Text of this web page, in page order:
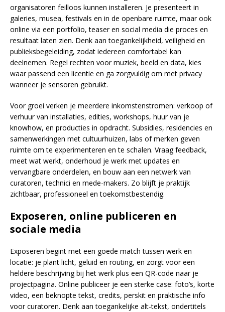
organisatoren feilloos kunnen installeren. Je presenteert in
galeries, musea, festivals en in de openbare ruimte, maar ook
online via een portfolio, teaser en social media die proces en
resultaat laten zien. Denk aan toegankelijkheid, veiligheid en
publieksbegeleiding, zodat iedereen comfortabel kan
deelnemen. Regel rechten voor muziek, beeld en data, kies
waar passend een licentie en ga zorgvuldig om met privacy
wanneer je sensoren gebruikt.
Voor groei verken je meerdere inkomstenstromen: verkoop of
verhuur van installaties, edities, workshops, huur van je
knowhow, en producties in opdracht. Subsidies, residencies en
samenwerkingen met cultuurhuizen, labs of merken geven
ruimte om te experimenteren en te schalen. Vraag feedback,
meet wat werkt, onderhoud je werk met updates en
vervangbare onderdelen, en bouw aan een netwerk van
curatoren, technici en mede-makers. Zo blijft je praktijk
zichtbaar, professioneel en toekomstbestendig.
Exposeren, online publiceren en
sociale media
Exposeren begint met een goede match tussen werk en
locatie: je plant licht, geluid en routing, en zorgt voor een
heldere beschrijving bij het werk plus een QR-code naar je
projectpagina. Online publiceer je een sterke case: foto’s, korte
video, een beknopte tekst, credits, perskit en praktische info
voor curatoren. Denk aan toegankelijke alt-tekst, ondertitels